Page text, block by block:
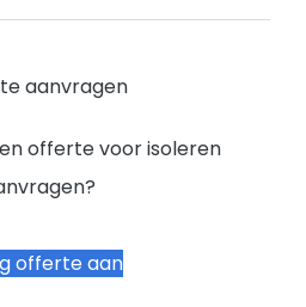
aanvragen
offerte voor isoleren
offerte aan